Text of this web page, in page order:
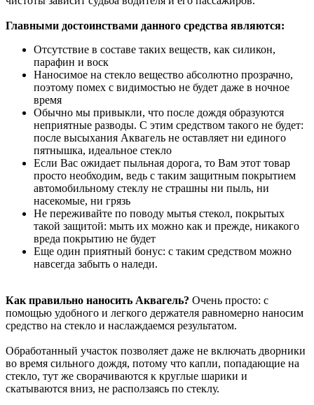
Главными достоинствами данного средства являются:
Отсутствие в составе таких веществ, как силикон,
парафин и воск
Наносимое на стекло вещество абсолютно прозрачно,
поэтому помех с видимостью не будет даже в ночное
время
Обычно мы привыкли, что после дождя образуются
неприятные разводы. С этим средством такого не будет:
после высыхания Аквагель не оставляет ни единого
пятнышка, идеальное стекло
Если Вас ожидает пыльная дорога, то Вам этот товар
просто необходим, ведь с таким защитным покрытием
автомобильному стеклу не страшны ни пыль, ни
насекомые, ни грязь
Не переживайте по поводу мытья стекол, покрытых
такой защитой: мыть их можно как и прежде, никакого
вреда покрытию не будет
Еще один приятный бонус: с таким средством можно
навсегда забыть о наледи.
Как правильно наносить Аквагель? Очень просто: с
помощью удобного и легкого держателя равномерно наносим
средство на стекло и наслаждаемся результатом.
Обработанный участок позволяет даже не включать дворники
во время сильного дождя, потому что капли, попадающие на
стекло, тут же сворачиваются к круглые шарики и
скатываются вниз, не расползаясь по стеклу.